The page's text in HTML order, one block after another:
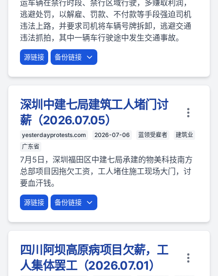
运车辆在禁行时段、禁行区域行驶，多赚取利润，
逃避处罚，以解雇、罚款、不付款等手段强迫司机
违法上路，并要求司机将车辆号牌拆卸，逃避交通
违法抓拍，其中一辆车行驶途中发生交通事故。
源链接 备份链接
深圳中建七局建筑工人堵门讨
薪（2026.07.05）
yesterdayprotests.com 2026-07-06 蓝领受雇者
建筑业
广东省
7月5日，深圳福田区中建七局承建的物美科技南方
总部项目因拖欠工资，工人堵住施工现场大门，讨
要血汗钱。
源链接 备份链接
四川阿坝高原病项目欠薪，工
人集体罢工（2026.07.01）